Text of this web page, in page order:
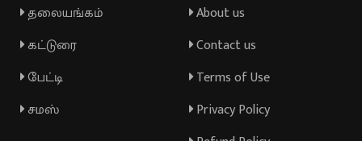
தலையங்கம்
கட்டுரை
பேட்டி
சமஸ்
About us
Contact us
Terms of Use
Privacy Policy